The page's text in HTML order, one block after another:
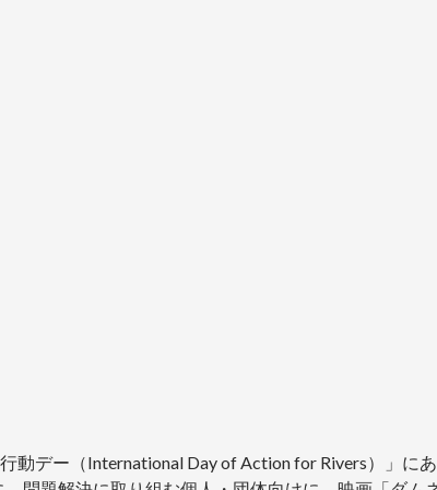
デー（International Day of Action for Rivers）」に